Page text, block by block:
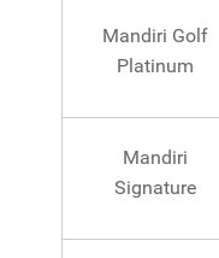
Mandiri Golf
Platinum
Mandiri
Signature